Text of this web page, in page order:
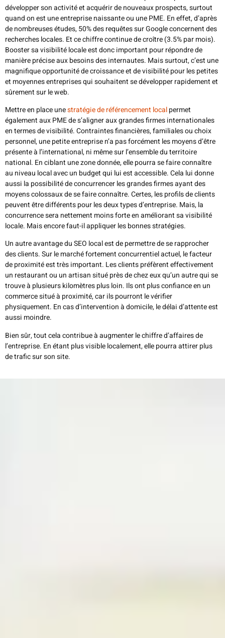
développer son activité et acquérir de nouveaux prospects, surtout
quand on est une entreprise naissante ou une PME. En effet, d’après
de nombreuses études, 50% des requêtes sur Google concernent des
recherches locales. Et ce chiffre continue de croître (3.5% par mois).
Booster sa visibilité locale est donc important pour répondre de
manière précise aux besoins des internautes. Mais surtout, c’est une
magnifique opportunité de croissance et de visibilité pour les petites
et moyennes entreprises qui souhaitent se développer rapidement et
sûrement sur le web.
Mettre en place unestratégie de référencement localpermet
également aux PME de s’aligner aux grandes firmes internationales
en termes de visibilité. Contraintes financières, familiales ou choix
personnel, une petite entreprise n’a pas forcément les moyens d’être
présente à l’international, ni même sur l’ensemble du territoire
national. En ciblant une zone donnée, elle pourra se faire connaître
au niveau local avec un budget qui lui est accessible. Cela lui donne
aussi la possibilité de concurrencer les grandes firmes ayant des
moyens colossaux de se faire connaître. Certes, les profils de clients
peuvent être différents pour les deux types d’entreprise. Mais, la
concurrence sera nettement moins forte en améliorant sa visibilité
locale. Mais encore faut-il appliquer les bonnes stratégies.
Un autre avantage du SEO local est de permettre de se rapprocher
des clients. Sur le marché fortement concurrentiel actuel, le facteur
de proximité est très important. Les clients préfèrent effectivement
un restaurant ou un artisan situé près de chez eux qu’un autre qui se
trouve à plusieurs kilomètres plus loin. Ils ont plus confiance en un
commerce situé à proximité, car ils pourront le vérifier
physiquement. En cas d’intervention à domicile, le délai d’attente est
aussi moindre.
Bien sûr, tout cela contribue à augmenter le chiffre d’affaires de
l’entreprise. En étant plus visible localement, elle pourra attirer plus
de trafic sur son site.